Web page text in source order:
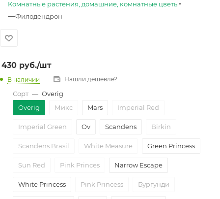
Комнатные растения, домашние, комнатные цветы
—Филодендрон
430 руб./шт
В наличии Нашли дешевле?
Сорт — Overig
Overig
Микс Mars Imperial Red
Imperial Green Ov Scandens Birkin
Scandens Brasil White Measure Green Princess
Sun Red Pink Princes Narrow Escape
White Princess Pink Princess Бургунди